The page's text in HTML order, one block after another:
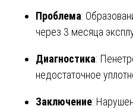
Проблема:
через 3 месяца
Диагностика:
недостаточное
Заключение: